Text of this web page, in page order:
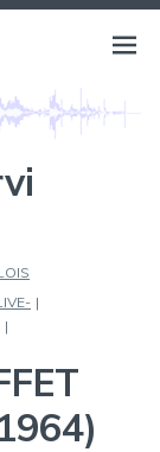
Ouvrir
menu
|
|